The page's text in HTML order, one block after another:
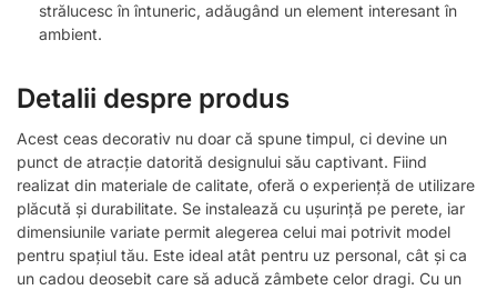
strălucesc în întuneric, adăugând un element interesant în
ambient.
Detalii despre produs
Acest ceas decorativ nu doar că spune timpul, ci devine un
punct de atracție datorită designului său captivant. Fiind
realizat din materiale de calitate, oferă o experiență de utilizare
plăcută și durabilitate. Se instalează cu ușurință pe perete, iar
dimensiunile variate permit alegerea celui mai potrivit model
pentru spațiul tău. Este ideal atât pentru uz personal, cât și ca
un cadou deosebit care să aducă zâmbete celor dragi. Cu un